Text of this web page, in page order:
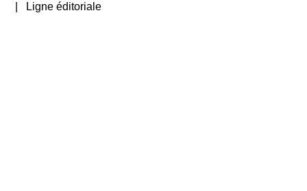
Ligne éditoriale